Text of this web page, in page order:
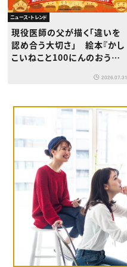
ニュース・トレンド
現役医師の父が描く「違いを
認め合う大切さ」 絵本『かし
こいねこと100にんのおうさ
2026.07.31